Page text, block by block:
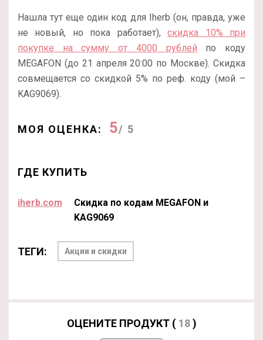
Нашла тут еще один код для Iherb (он, правда, уже
не новый, но пока работает),скидка 10% при
покупке на сумму от 4000 рублей по коду
MEGAFON (до 21 апреля 20:00 по Москве). Скидка
совмещается со скидкой 5% по реф. коду (мой –
KAG9069).
МОЯ ОЦЕНКА: 5/ 5
ГДЕ КУПИТЬ
iherb.com
Скидка по кодам MEGAFON и
KAG9069
ТЕГИ: Акции и скидки
ОЦЕНИТЕ ПРОДУКТ ( 18)